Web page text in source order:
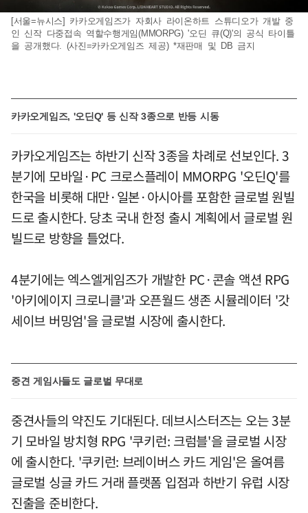
[서울=뉴시스] 카카오게임즈가 자회사 라이온하트 스튜디오가 개발 중
인 신작 다중접속 역할수행게임(MMORPG) '오딘 큐(Q)'의 공식 타이틀
을 공개했다. (사진=카카오게임즈 제공) *재판매 및 DB 금지
카카오게임즈, '오딘Q' 등 신작 3종으로 반등 시동
카카오게임즈는 하반기 신작 3종을 차례로 선보인다. 3
분기에 모바일·PC 크로스플레이 MMORPG '오딘Q'를
한국을 비롯해 대만·일본·아시아를 포함한 글로벌 원빌
드로 출시한다. 당초 국내 한정 출시 계획에서 글로벌 원
빌드로 방향을 틀었다.
4분기에는 엑스엘게임즈가 개발한 PC·콘솔 액션 RPG
'아키에이지 크로니클'과 오픈월드 생존 시뮬레이터 '갓
세이브 버밍엄'을 글로벌 시장에 출시한다.
중견 게임사들도 글로벌 무대로
중견사들의 약진도 기대된다. 데브시스터즈는 오는 3분
기 모바일 방치형 RPG '쿠키런: 크럼블'을 글로벌 시장
에 출시한다. '쿠키런: 브레이버스 카드 게임'은 올여름
글로벌 싱글 카드 거래 플랫폼 입점과 하반기 유럽 시장
진출을 준비한다.